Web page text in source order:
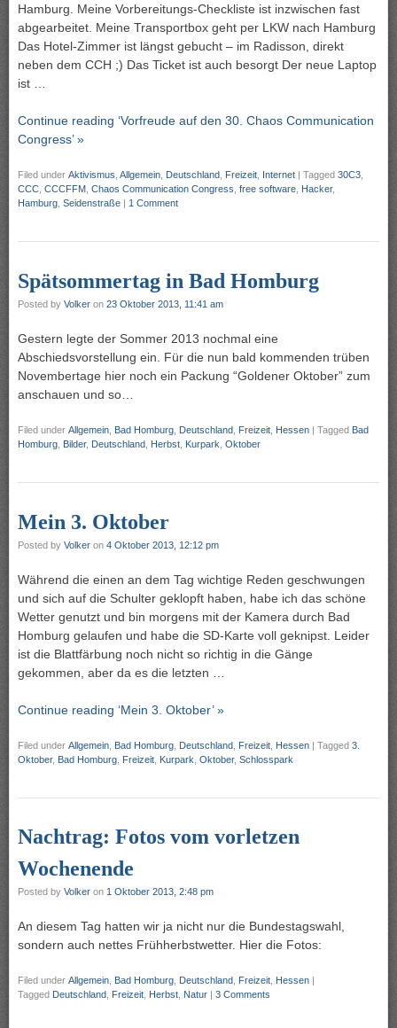
Hamburg. Meine Vorbereitungs-Checkliste ist inzwischen fast
abgearbeitet. Meine Transportbox geht per LKW nach Hamburg
Das Hotel-Zimmer ist längst gebucht – im Radisson, direkt
neben dem CCH ;) Das Ticket ist auch besorgt Der neue Laptop
ist …
Continue reading ‘Vorfreude auf den 30. Chaos Communication
Congress’ »
Filed under Aktivismus Allgemein Deutschland Freizeit Internet | Tagged 30C3
CCC CCCFFM Chaos Communication Congress free software Hacker,
Hamburg Seidenstraße | 1 Comment
Spätsommertag in Bad Homburg
Posted by Volker on 23 Oktober 2013, 11:41 am
Gestern legte der Sommer 2013 nochmal eine
Abschiedsvorstellung ein. Für die nun bald kommenden trüben
Novembertage hier noch ein Packung “Goldener Oktober” zum
anschauen und so…
Filed under Allgemein Bad Homburg Deutschland Freizeit Hessen | Tagged Bad
Homburg Bilder, Deutschland Herbst Kurpark Oktober
Mein 3. Oktober
Posted by Volker on 4 Oktober 2013, 12:12 pm
Während die einen an dem Tag wichtige Reden geschwungen
und sich auf die Schulter geklopft haben, habe ich das schöne
Wetter genutzt und bin morgens mit der Kamera durch Bad
Homburg gelaufen und habe die SD-Karte voll geknipst. Leider
ist die Blattfärbung noch nicht so richtig in die Gänge
gekommen, aber da es die letzten …
Continue reading ‘Mein 3. Oktober’ »
Filed under Allgemein Bad Homburg Deutschland Freizeit Hessen | Tagged 3.
Oktober, Bad Homburg Freizeit Kurpark Oktober, Schlosspark
Nachtrag: Fotos vom vorletzen
Wochenende
Posted by Volker on 1 Oktober 2013, 2:48 pm
An diesem Tag hatten wir ja nicht nur die Bundestagswahl,
sondern auch nettes Frühherbstwetter. Hier die Fotos:
Filed under Allgemein, Bad Homburg, Deutschland, Freizeit, Hessen
Tagged Deutschland, Freizeit, Herbst, Natur 3 Comments